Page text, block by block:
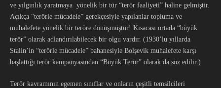
ve yılgınlık yaratmaya yönelik bir tür “terör faaliyeti” haline gelmiştir.
Açıkça “terörle mücadele” gerekçesiyle yapılanlar topluma ve
muhalefete yönelik bir teröre dönüşmüştür! Kısacası ortada “büyük
terör” olarak adlandırılabilecek bir olgu vardır. (1930’lu yıllarda
Stalin’in “terörle mücadele” bahanesiyle Bolşevik muhalefete karşı
başlattığı terör kampanyasından “Büyük Terör” olarak da söz edilir.)
Terör kavramının egemen sınıflar ve onların çeşitli temsilcileri